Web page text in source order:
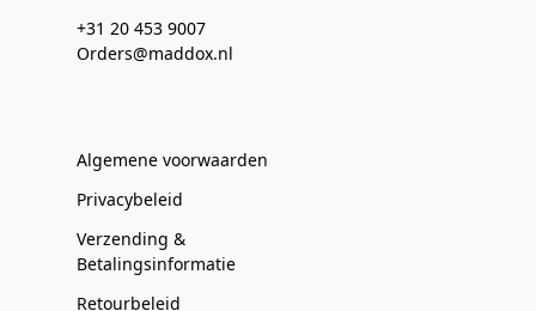
+31 20 453 9007
Orders@maddox.nl
Algemene voorwaarden
Privacybeleid
Verzending &
Betalingsinformatie
Retourbeleid